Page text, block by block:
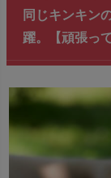
同じキンキン
躍。【頑張っ